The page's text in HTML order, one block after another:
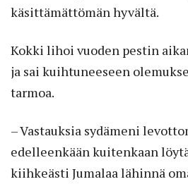
käsittämättömän hyvältä.
Kokki lihoi vuoden pestin
ja sai kuihtuneeseen
tarmoa.
– Vastauksia sydämeni
edelleenkään kuitenkaan
kiihkeästi Jumalaa lähinnä